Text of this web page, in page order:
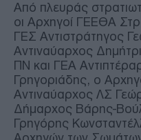
Από πλευράς
οι Αρχηγοί ΓΕΕΘΑ
ΓΕΣ Αντιστράτηγος
Αντιναύαρχος
ΠΝ και ΓΕΑ
Γρηγοριάδης, ο
Αντιναύαρχος ΛΣ
Δήμαρχος Βάρης-
Γρηγόρης